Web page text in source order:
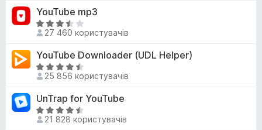
з
5
3
,
7
5
і
н
к
4
з
5
YouTube mp3
О
ц
і
н
к
3
,
4
27 460 користувачів
YouTube Downloader (UDL Helper)
О
ц
і
н
к
25 856 користувачів
UnTrap for YouTube
О
ц 21 828 користувачів